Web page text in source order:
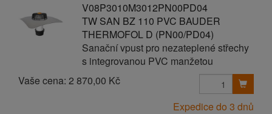
V08P3010M3012PN00PD04
TW SAN BZ 110 PVC BAUDER
THERMOFOL D (PN00/PD04)
Sanační vpust pro nezateplené střechy
s integrovanou PVC manžetou
Vaše cena: 2 870,00 Kč
Expedice do 3 dnů